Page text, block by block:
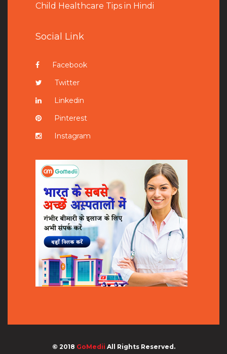
Child Healthcare Tips in Hindi
Social Link
Facebook
Twitter
Linkedin
Pinterest
Instagram
© 2018 GoMedii All Rights Reserved.